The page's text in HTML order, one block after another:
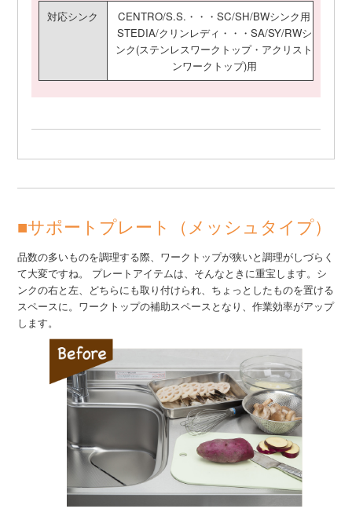
対応シンク
CENTRO/S.S.・・・SC/SH/BWシンク用
STEDIA/クリンレディ・・・SA/SY/RWシ
ンク(ステンレスワークトップ・アクリスト
ンワークトップ)用
■サポートプレート（メッシュタイプ）
品数の多いものを調理する際、ワークトップが狭いと調理がしづらく
て大変ですね。 プレートアイテムは、そんなときに重宝します。シ
ンクの右と左、どちらにも取り付けられ、ちょっとしたものを置ける
スペースに。ワークトップの補助スペースとなり、作業効率がアップ
します。